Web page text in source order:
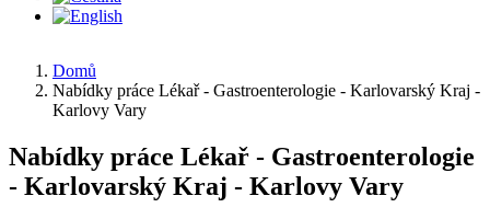
Domů
Nabídky práce Lékař - Gastroenterologie - Karlovarský Kraj -
Karlovy Vary
Nabídky práce Lékař - Gastroenterologie
- Karlovarský Kraj - Karlovy Vary